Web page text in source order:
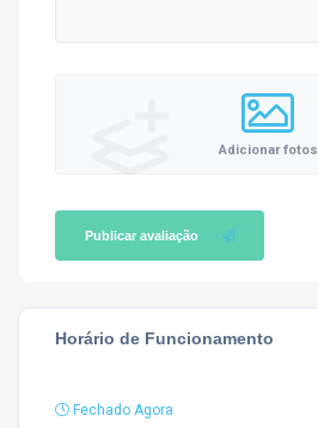
Adicionar fotos
Publicar avaliação
Horário de Funcionamento
Fechado Agora